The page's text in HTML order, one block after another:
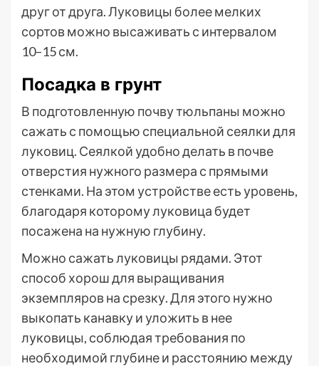
друг от друга. Луковицы более мелких
сортов можно высаживать с интервалом
10–15 см.
Посадка в грунт
В подготовленную почву тюльпаны можно
сажать с помощью специальной сеялки для
луковиц. Сеялкой удобно делать в почве
отверстия нужного размера с прямыми
стенками. На этом устройстве есть уровень,
благодаря которому луковица будет
посажена на нужную глубину.
Можно сажать луковицы рядами. Этот
способ хорош для выращивания
экземпляров на срезку. Для этого нужно
выкопать канавку и уложить в нее
луковицы, соблюдая требования по
необходимой глубине и расстоянию между